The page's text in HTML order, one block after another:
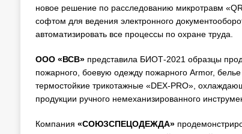
новое решение по расследованию микротравм
софтом для ведения электронного
автоматизировать все процессы по охране труда.
ООО «ВСВ»представила БИОТ-2021 образцы
пожарного, боевую одежду пожарного Armor,
термостойкие трикотажные «DEX-PRO»,
продукции ручного немеханизированного
Компания «СОЮЗСПЕЦОДЕЖДА»